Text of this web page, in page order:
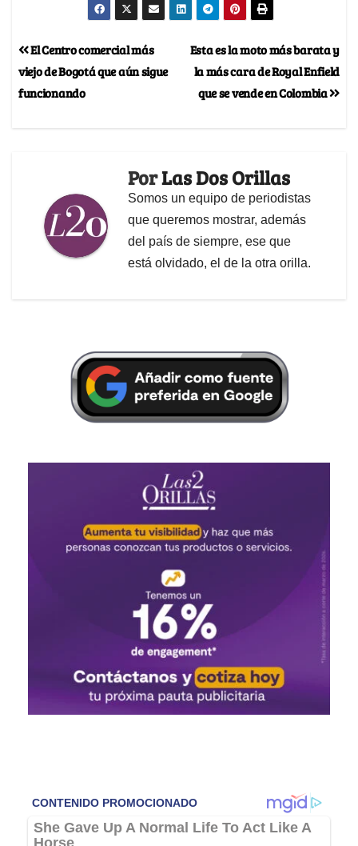
Esta es la moto más barata y
la más cara de Royal Enfield
que se vende en Colombia
El Centro comercial más
viejo de Bogotá que aún sigue
funcionando
PorLas Dos Orillas
Somos un equipo de periodistas
que queremos mostrar, además
del país de siempre, ese que
está olvidado, el de la otra orilla.